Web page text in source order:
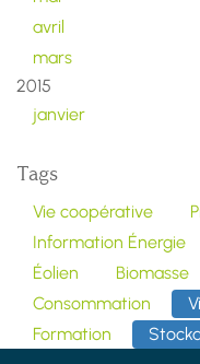
avril
mars
2015
janvier
Tags
Vie coopérative
Information Énergie
Éolien
Biomasse
Consommation
Formation